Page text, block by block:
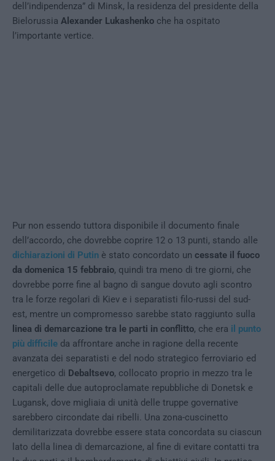
dell’indipendenza” di Minsk, la residenza del presidente della
Bielorussia Alexander Lukashenko che ha ospitato
l’importante vertice.
Pur non essendo tuttora disponibile il documento finale
dell’accordo, che dovrebbe coprire 12 o 13 punti, stando alle
dichiarazioni di Putin è stato concordato un cessate il fuoco
da domenica 15 febbraio, quindi tra meno di tre giorni, che
dovrebbe porre fine al bagno di sangue dovuto agli scontro
tra le forze regolari di Kiev e i separatisti filo-russi del sud-
est, mentre un compromesso sarebbe stato raggiunto sulla
linea di demarcazione tra le parti in conflitto, che era il punto
più difficile da affrontare anche in ragione della recente
avanzata dei separatisti e del nodo strategico ferroviario ed
energetico di Debaltsevo, collocato proprio in mezzo tra le
capitali delle due autoproclamate repubbliche di Donetsk e
Lugansk, dove migliaia di unità delle truppe governative
sarebbero circondate dai ribelli. Una zona-cuscinetto
demilitarizzata dovrebbe essere stata concordata su ciascun
lato della linea di demarcazione, al fine di evitare contatti tra